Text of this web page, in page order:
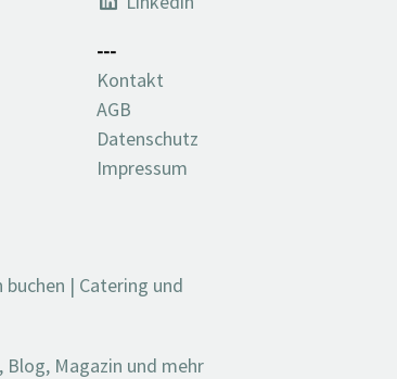
---
Kontakt
AGB
Datenschutz
Impressum
buchen | Catering und
Magazin und mehr